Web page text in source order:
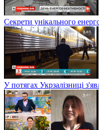
Секрети унікального
У потягах Укрзалізниці